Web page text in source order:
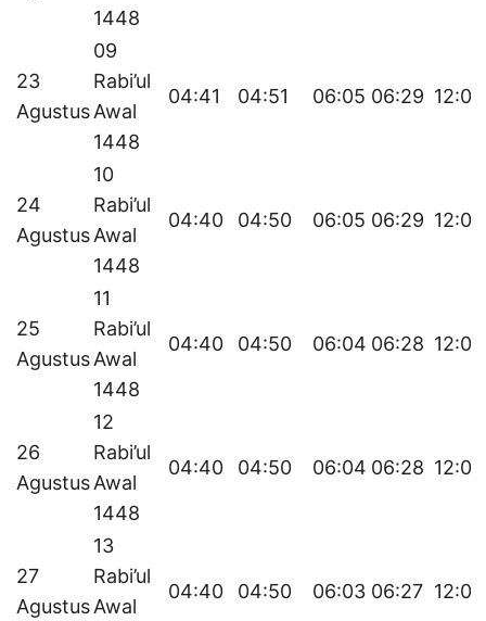
1448
23
Agustus
09
Rabi’ul
Awal
1448
04:41 04:51 06:05 06:29 12:09
24
Agustus
10
Rabi’ul
Awal
1448
04:40 04:50 06:05 06:29 12:09
25
Agustus
11
Rabi’ul
Awal
1448
04:40 04:50 06:04 06:28 12:09
26
Agustus
12
Rabi’ul
Awal
1448
04:40 04:50 06:04 06:28 12:09
27
Agustus
13
Rabi’ul
Awal
04:40 04:50 06:03 06:27 12:08